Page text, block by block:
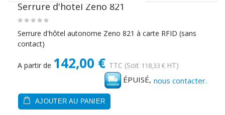
Serrure d'hotel Zeno 821
Serrure d'hôtel autonome Zeno 821 à carte RFID (sans
contact)
A partir de 142,00 € TTC (Soit 118,33 € HT)
ÉPUISÉ, nous contacter.
AJOUTER AU PANIER